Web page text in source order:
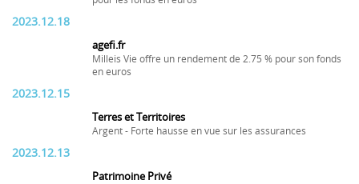
2023.12.18
agefi.fr
Milleis Vie offre un rendement de 2.75 % pour son fonds
en euros
2023.12.15
Terres et Territoires
Argent - Forte hausse en vue sur les assurances
2023.12.13
Patrimoine Privé